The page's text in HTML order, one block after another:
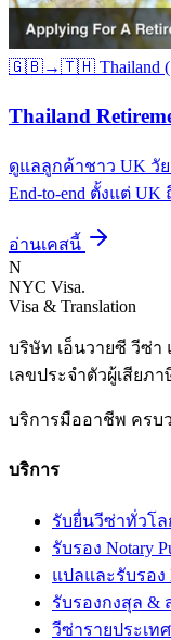
🇬🇧→🇹🇭
Thailand
ดูแลลูกค้าชาว UK วั
End-to-end ตั้งแต่ UK
อ่านเคสนี้
N
NYC Visa.
Visa & Translation
บริษัท เอ็นวายซี วีซ่า
เลขประจำตัวผู้เสียภา
บริการมืออาชีพ ครบ
บริการ
รับยื่นวีซ่าทั่วโล
รับรอง Notary
แปลและรับรอง
รับรองกงสุล &
วีซ่ารายประเท